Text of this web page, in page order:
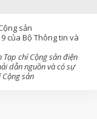
sản
của Bộ Thông tin và
chí Cộng sản điện
dẫn nguồn và có sự
sản